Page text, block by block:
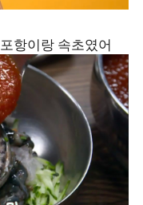
항이랑 속초였어